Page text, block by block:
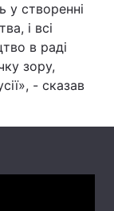
у створенні
і всі
в раді
зору,
- сказав